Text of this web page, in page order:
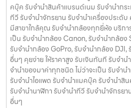
คบุ๊ค รับจํานําสินค้าแบรนด์เนม รับจํานํากร
ทีวี รับจํานําจักรยาน รับจํานําเครื่องประดับ
มีสาขาใกล้คุณ รับจำนำกล้องทุกยี่ห้อ บริกา
เป็น รับจำนำกล้อง Canon, รับจำนำกล้อง
รับจำนำกล้อง GoPro, รับจำนำกล้อง
อื่นๆ คุยง่าย ให้ราคาสูง รับเงินทันที รับจำ
จำนำของมาค่าทุกชนิด ไม่ว่าจะเป็น รับจํานํ
รับจํานําไอแพด รับจํานําแมคบุ๊ค รับจํานําสิ
รับจํานํานาฬิกา รับจํานําทีวี รับจํานําจักรยา
อื่นๆ